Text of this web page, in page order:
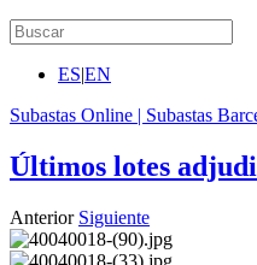
ES|EN
Subastas Online | Subastas
Últimos lotes
Anterior Siguiente